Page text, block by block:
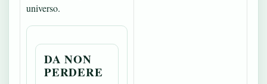
universo.
DA NON
PERDERE